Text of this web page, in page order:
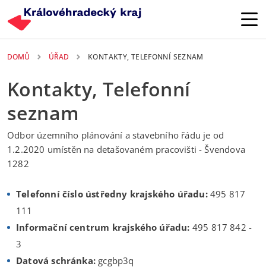
DOMŮ ÚŘAD KONTAKTY, TELEFONNÍ SEZNAM
Kontakty, Telefonní
seznam
Odbor územního plánování a stavebního řádu je od
1.2.2020 umístěn na detašovaném pracovišti - Švendova
1282
Telefonní číslo ústředny krajského úřadu:495 817
111
Informační centrum krajského úřadu: 495 817 842 -
3
Datová schránka: gcgbp3q